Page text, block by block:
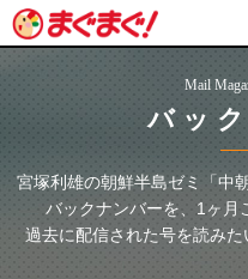
Mail
バッ
宮塚利雄の朝鮮半島ゼミ「中
バックナンバーを、1ヶ月
過去に配信された号を読み